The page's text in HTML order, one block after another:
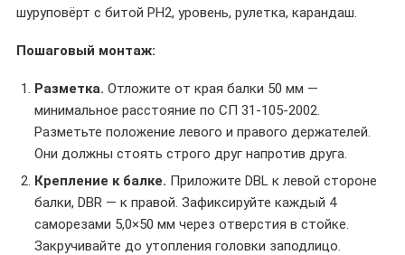
шуруповёрт с битой PH2, уровень, рулетка, карандаш.
Пошаговый монтаж:
Разметка. Отложите от края балки 50 мм —
минимальное расстояние по СП 31-105-2002.
Разметьте положение левого и правого держателей.
Они должны стоять строго друг напротив друга.
Крепление к балке. Приложите DBL к левой стороне
балки, DBR — к правой. Зафиксируйте каждый 4
саморезами 5,0×50 мм через отверстия в стойке.
Закручивайте до утопления головки заподлицо.